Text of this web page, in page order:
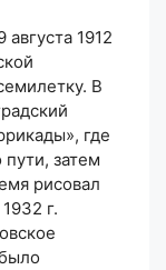
1912
В
где
затем
рисовал
г.